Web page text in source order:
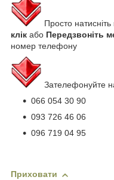
Просто натисніть
клік або Передзвоніть
номер телефону
Зателефонуйте
066 054 30 90
093 726 46 06
096 719 04 95
Приховати